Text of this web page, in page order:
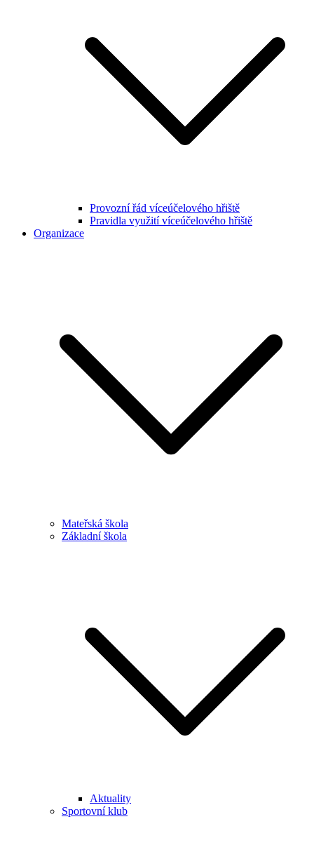
Provozní řád víceúčelového hřiště
Pravidla využití víceúčelového hřiště
Organizace
Mateřská škola
Základní škola
Aktuality
Sportovní klub